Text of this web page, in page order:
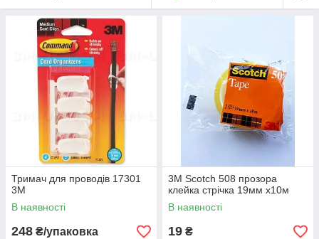
Тримач для проводів 17301
3M
В наявності
248 ₴/упаковка
3M Scotch 508 прозора
клейка стрічка 19мм х10м
В наявності
19 ₴